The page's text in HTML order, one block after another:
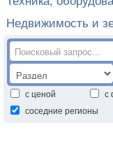
Недвижимость и
с ценой с
соседние регионы